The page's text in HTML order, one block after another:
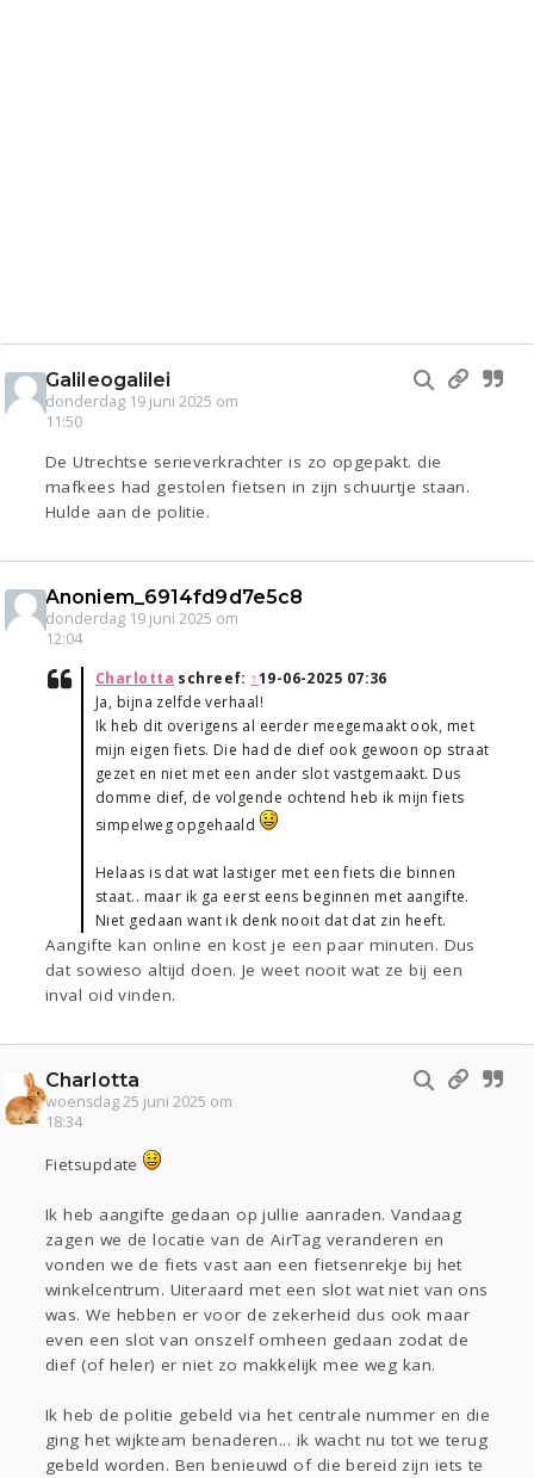
Galileogalilei
donderdag 19 juni 2025 om
11:50
De Utrechtse serieverkrachter is zo opgepakt. die
mafkees had gestolen fietsen in zijn schuurtje staan.
Hulde aan de politie.
Anoniem_6914fd9d7e5c8
donderdag 19 juni 2025 om
12:04
Charlotta schreef: ↑19-06-2025 07:36
Ja, bijna zelfde verhaal!
Ik heb dit overigens al eerder meegemaakt ook, met
mijn eigen fiets. Die had de dief ook gewoon op straat
gezet en niet met een ander slot vastgemaakt. Dus
domme dief, de volgende ochtend heb ik mijn fiets
simpelweg opgehaald
Helaas is dat wat lastiger met een fiets die binnen
staat.. maar ik ga eerst eens beginnen met aangifte.
Niet gedaan want ik denk nooit dat dat zin heeft.
Aangifte kan online en kost je een paar minuten. Dus
dat sowieso altijd doen. Je weet nooit wat ze bij een
inval oid vinden.
Charlotta
woensdag 25 juni 2025 om
18:34
Fietsupdate
Ik heb aangifte gedaan op jullie aanraden. Vandaag
zagen we de locatie van de AirTag veranderen en
vonden we de fiets vast aan een fietsenrekje bij het
winkelcentrum. Uiteraard met een slot wat niet van ons
was. We hebben er voor de zekerheid dus ook maar
even een slot van onszelf omheen gedaan zodat de
dief (of heler) er niet zo makkelijk mee weg kan.
Ik heb de politie gebeld via het centrale nummer en die
ging het wijkteam benaderen... ik wacht nu tot we terug
gebeld worden. Ben benieuwd of die bereid zijn iets te